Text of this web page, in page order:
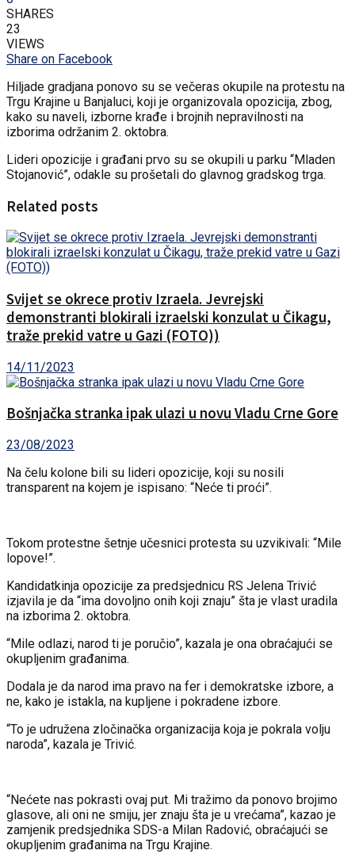
SHARES
23
VIEWS
Share on Facebook
Hiljade gradjana ponovo su se večeras okupile na protestu na
Trgu Krajine u Banjaluci, koji je organizovala opozicija, zbog,
kako su naveli, izborne krađe i brojnih nepravilnosti na
izborima održanim 2. oktobra.
Lideri opozicije i građani prvo su se okupili u parku “Mladen
Stojanović”, odakle su prošetali do glavnog gradskog trga.
Related posts
Svijet se okrece protiv Izraela. Jevrejski
demonstranti blokirali izraelski konzulat u Čikagu,
traže prekid vatre u Gazi (FOTO))
14/11/2023
Bošnjačka stranka ipak ulazi u novu Vladu Crne Gore
23/08/2023
Na čelu kolone bili su lideri opozicije, koji su nosili
transparent na kojem je ispisano: “Neće ti proći”.
Tokom protestne šetnje učesnici protesta su uzvikivali: “Mile
lopove!”.
Kandidatkinja opozicije za predsjednicu RS Jelena Trivić
izjavila je da “ima dovoljno onih koji znaju” šta je vlast uradila
na izborima 2. oktobra.
“Mile odlazi, narod ti je poručio”, kazala je ona obraćajući se
okupljenim građanima.
Dodala je da narod ima pravo na fer i demokratske izbore, a
ne, kako je istakla, na kupljene i pokradene izbore.
“To je udružena zločinačka organizacija koja je pokrala volju
naroda”, kazala je Trivić.
“Nećete nas pokrasti ovaj put. Mi tražimo da ponovo brojimo
glasove, ali oni ne smiju, jer znaju šta je u vrećama”, kazao je
zamjenik predsjednika SDS-a Milan Radović, obraćajući se
okupljenim građanima na Trgu Krajine.